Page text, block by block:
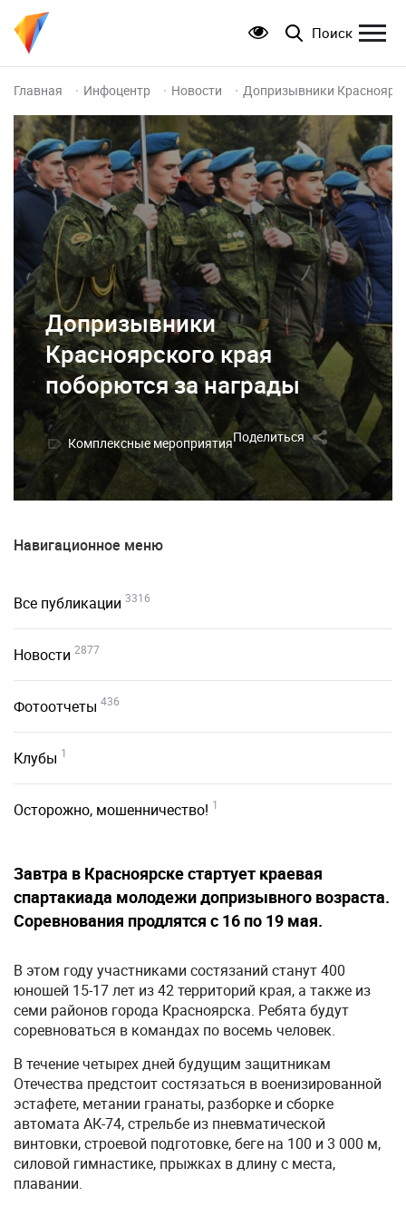
Поиск
Главная Инфоцентр Новости Допризывники
Допризывники
Красноярского края
поборются за награды
Комплексные мероприятияПоделиться
Навигационное меню
Все публикации 3316
Новости 2877
Фотоотчеты 436
Клубы 1
Осторожно, мошенничество! 1
Завтра в Красноярске стартует краевая
спартакиада молодежи допризывного возраста.
Соревнования продлятся с 16 по 19 мая.
В этом году участниками состязаний станут 400
юношей 15-17 лет из 42 территорий края, а также из
семи районов города Красноярска. Ребята будут
соревноваться в командах по восемь человек.
В течение четырех дней будущим защитникам
Отечества предстоит состязаться в военизированной
эстафете, метании гранаты, разборке и сборке
автомата АК-74, стрельбе из пневматической
винтовки, строевой подготовке, беге на 100 и 3 000 м,
силовой гимнастике, прыжках в длину с места,
плавании.